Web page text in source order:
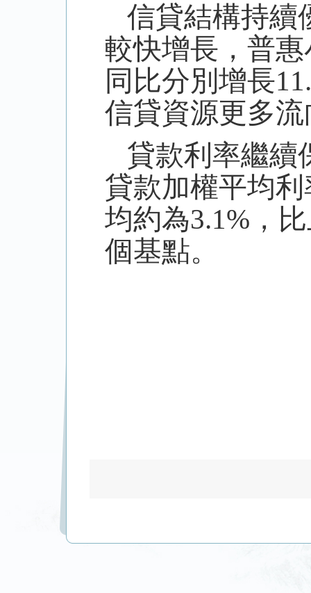
信貸結構持續
較快增長，普
同比分別增長
信貸資源更多
貸款利率繼續
貸款加權平均
均約為3.1% ，
個基點。